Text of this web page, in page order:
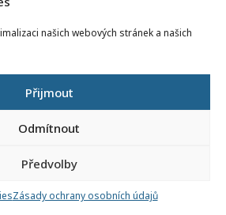
našich webových stránek a našich
Přijmout
Odmítnout
Předvolby
Zásady ochrany osobních údajů